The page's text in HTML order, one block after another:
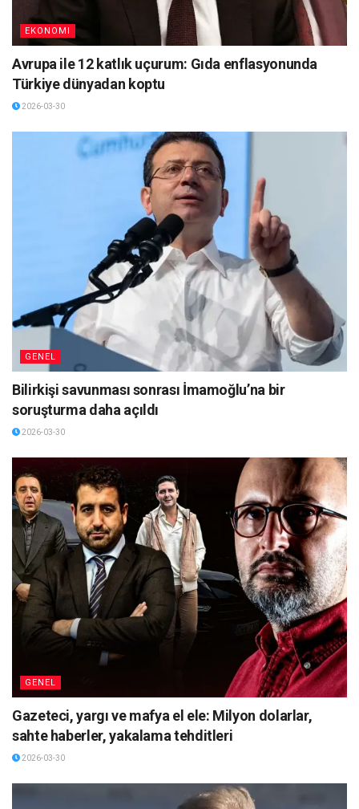
EKONOMI
Avrupa ile 12 katlık uçurum: Gıda enflasyonunda
Türkiye dünyadan koptu
2026-03-30
GENEL
Bilirkişi savunması sonrası İmamoğlu’na bir
soruşturma daha açıldı
2026-03-30
GENEL
Gazeteci, yargı ve mafya el ele: Milyon dolarlar,
sahte haberler, yakalama tehditleri
2026-03-30